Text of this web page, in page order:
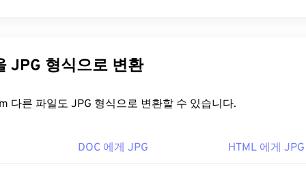
과같은 후처리 소프트웨어입니다.
점 형식으로 변환하는 것은 이미지 뷰어 프로그램에서 파일을
로 변환하기 전에 후처리 과정을 거쳐야 합니다.
인터넷 전송 및 웹사이트 사용에 매우 적합합니다. 저희의
기를 최대 80%까지 줄일 수 있습니다!
필요하다면JPG를 WebP로 변환할 수 있습니다. WebP는 최신
어떻게 여나요?
다른 파일을 JPG 형식으로 변환
FreeConvert.com 다른 파일도 JPG 형식으로 변환할 수 있습니다.
DOC 에게 JPG HTML 에게 JPG